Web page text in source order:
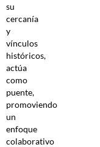
su
cercanía
y
vínculos
históricos,
actúa
como
puente,
promoviendo
un
enfoque
colaborativo